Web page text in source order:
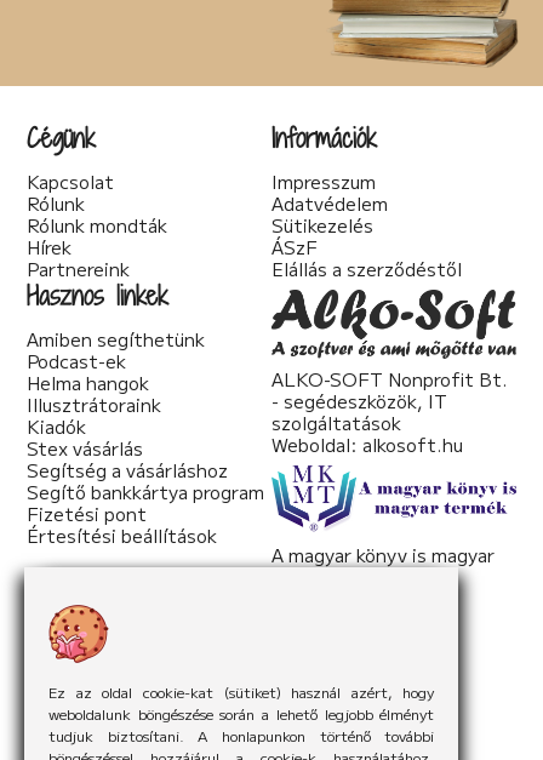
Ez az oldal cookie-kat (sütiket) használ azért, hogy
weboldalunk böngészése során a lehető legjobb élményt
tudjuk biztosítani. A honlapunkon történő további
Cégünk
Kapcsolat
Rólunk
Rólunk mondták
Hírek
Partnereink
Információk
Impresszum
Adatvédelem
Sütikezelés
ÁSzF
Elállás a szerződéstől
Hasznos linkek
Amiben segíthetünk
Podcast-ek
Helma hangok
Illusztrátoraink
Kiadók
Stex vásárlás
Segítség a vásárláshoz
Segítő bankkártya program
Fizetési pont
Értesítési beállítások
ALKO-SOFT Nonprofit Bt.
- segédeszközök, IT
szolgáltatások
Weboldal: alkosoft.hu
A magyar könyv is magyar
termék